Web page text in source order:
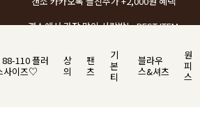
88-110 플러
사이즈♡
상
의
팬
츠
기
본
티
블라우
스&셔츠
원
피
스